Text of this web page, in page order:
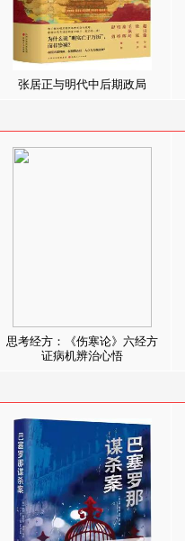
张居正与明代中后期政局
思考经方：《伤寒论》六经方
证病机辨治心悟